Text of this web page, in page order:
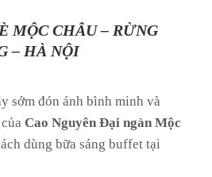
MỘC CHÂU – RỪNG
– HÀ NỘI
sớm đón ánh bình minh và
Cao Nguyên Đại ngàn Mộc
dùng bữa sáng buffet tại